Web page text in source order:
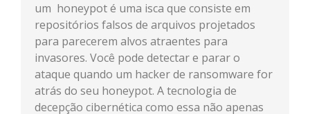
um honeypot é uma isca que consiste em
repositórios falsos de arquivos projetados
para parecerem alvos atraentes para
invasores. Você pode detectar e parar o
ataque quando um hacker de ransomware for
atrás do seu honeypot. A tecnologia de
decepção cibernética como essa não apenas